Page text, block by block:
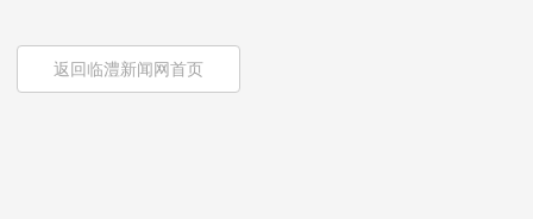
返回临澧新闻网首页